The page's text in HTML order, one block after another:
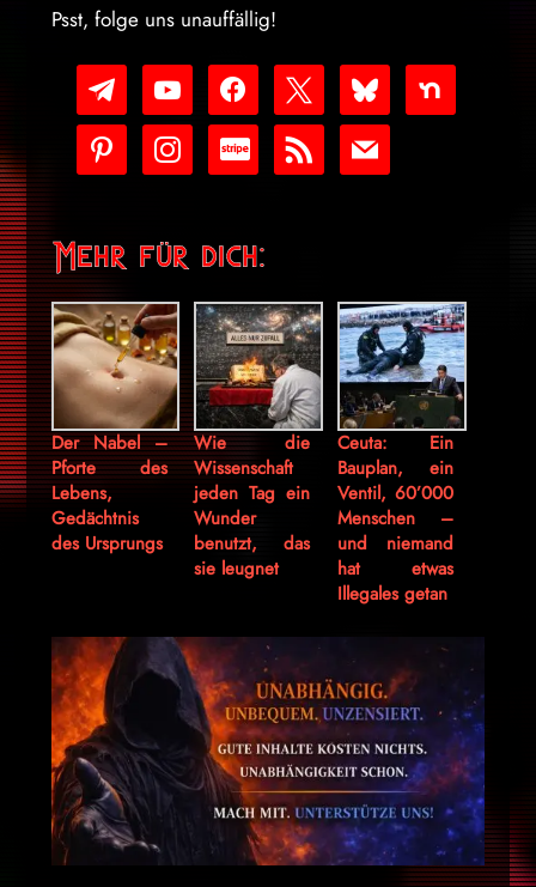
Psst, folge uns unauffällig!
telegram
youtube-
play
facebook bluesky nextdoor
pinterest instagramcc-
stripe
rss mail
Mehr für dich:
Der Nabel –
Pforte des
Lebens,
Gedächtnis
des Ursprungs
Wie die
Wissenschaft
jeden Tag ein
Wunder
benutzt, das
sie leugnet
Ceuta: Ein
Bauplan, ein
Ventil, 60’000
Menschen –
und niemand
hat etwas
Illegales getan